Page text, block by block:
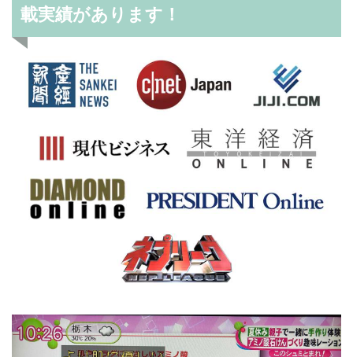
載実績があります！